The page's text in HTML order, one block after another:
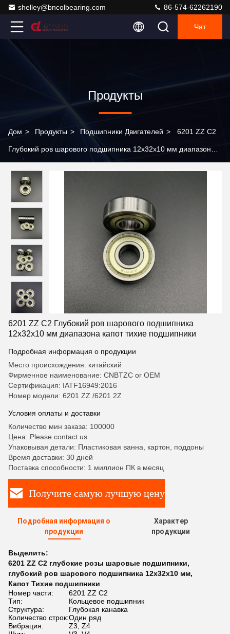
shelley@bncolbearing.com 86-574-62262190
Чат
Продукты
Дом > Продукты > Подшипники Двигателей > 6201 ZZ C2
Глубокий ров шарового подшипника 12x32x10 мм диапазона
6201 ZZ C2 Глубокий ров шарового подшипника
12x32x10 мм диапазона капот тихие подшипники
Подробная информация о продукции
Место происхождения: китайский
Фирменное наименование: CNBTZC or OEM
Сертификация: IATF16949:2016
Номер модели: 6201 ZZ /6201 2Z
Условия оплаты и доставки
Количество мин заказа: 100000
Цена: Please contact us
Упаковывая детали: Пластиковая ванна, картон, поддоны
Время доставки: 30 дней
Поставка способности: 1 миллион ПК в месяц
Получите самую лучшую цену
Подробная информация о
продукции
Характер
продукции
Выделить:
6201 ZZ C2 глубокие розы шаровые подшипники,
глубокий ров шарового подшипника 12x32x10 мм,
Капот Тихие подшипники
Номер части:
6201 ZZ C2
Тип:
Кольцевое подшипник
Структура:
Глубокая канавка
Количество строк:Один ряд
Вибрация:
Z3, Z4